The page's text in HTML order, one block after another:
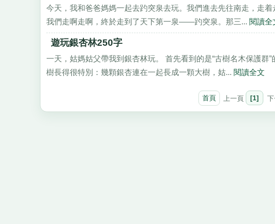
今天，我和爸爸媽媽一起去趵突泉去玩。我們進去先往南走，走
我們走啊走啊，終於走到了天下第一泉——趵突泉。那三... 閱讀全
遊玩銀杏林250字
一天，姑媽姑父帶我到銀杏林玩。 首先看到的是“古樹名木保護
樹長得很特別：幾顆銀杏連在一起長成一顆大樹，姑... 閱讀全文
首頁 上一頁 [1]